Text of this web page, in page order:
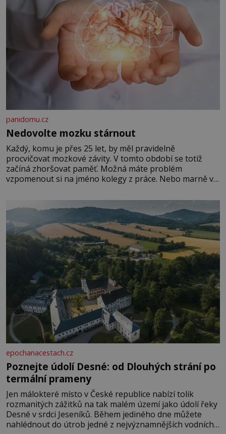
panidomu.cz
Nedovolte mozku stárnout
Každý, komu je přes 25 let, by měl pravidelně
procvičovat mozkové závity. V tomto období se totiž
začíná zhoršovat paměť. Možná máte problém
vzpomenout si na jméno kolegy z práce. Nebo marně v
Je to opravdu tak, s věkem jako kdyby se paměť
rozhodla stávkovat. Cvičte
epochanacestach.cz
Poznejte údolí Desné: od Dlouhých strání po
termální prameny
Jen málokteré místo v České republice nabízí tolik
rozmanitých zážitků na tak malém území jako údolí řeky
Desné v srdci Jeseníků. Během jediného dne můžete
nahlédnout do útrob jedné z nejvýznamnějších vodních